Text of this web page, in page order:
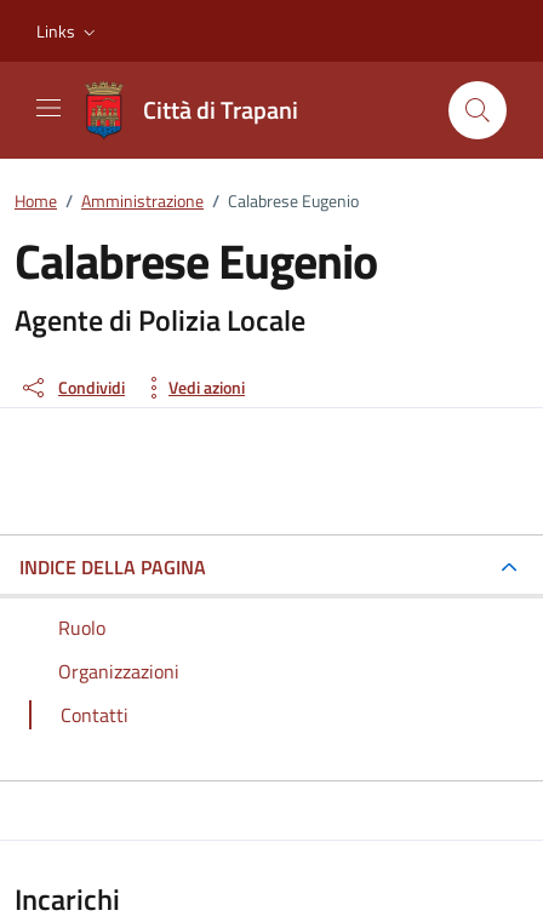
Links
Città di Trapani
Home / Amministrazione / Calabrese Eugenio
Calabrese Eugenio
Dettagli della persona
Agente di Polizia Locale
Condividi Vedi azioni
INDICE DELLA PAGINA
Ruolo
Organizzazioni
Contatti
Incarichi